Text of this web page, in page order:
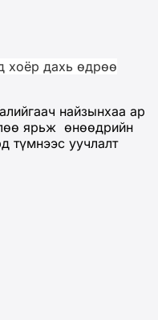
хоёр дахь өдрөө
найзынхаа ар
ярьж өнөөдрийн
түмнээс уучлалт